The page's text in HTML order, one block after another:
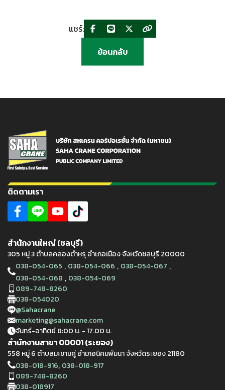
ย้อนกลับ
แชร์:
ติดตามเรา
สำนักงานใหญ่ (ชลบุรี)
305 หมู่ 3 ตำบลคลองตำหรุ อำเภอเมือง จังหวัดชลบุรี 20000
038-054-065 , 038-054-066 , 038-054-067 ,
038-054-068 , 038-054-069
089-748-8260
038-054020
@Sahacrane
marketing@sahacrane.com
จันทร์-อาทิตย์ 8:00 น. - 17.00 น.
สำนักงานสาขา 00001 (ระยอง)
558 หมู่ 6 ตำบลมะขามคู่ อำเภอนิคมพัมนา จังหวัดระยอง 21180
038-018-916, 038-018-917
089-748-8260
038-018917